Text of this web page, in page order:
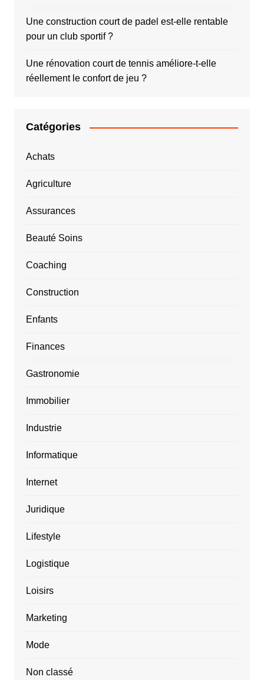
Une construction court de padel est-elle rentable
pour un club sportif ?
Une rénovation court de tennis améliore-t-elle
réellement le confort de jeu ?
Catégories
Achats
Agriculture
Assurances
Beauté Soins
Coaching
Construction
Enfants
Finances
Gastronomie
Immobilier
Industrie
Informatique
Internet
Juridique
Lifestyle
Logistique
Loisirs
Marketing
Mode
Non classé